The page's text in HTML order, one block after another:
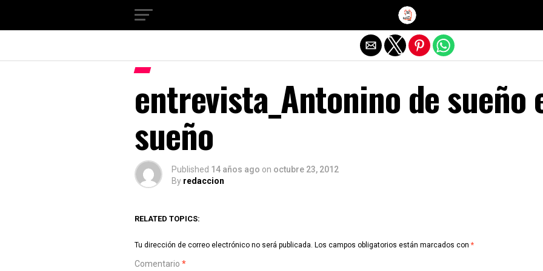
entrevista_Antonino de sueño
sueño
Published 14 años ago on octubre 23, 2012
By redaccion
RELATED TOPICS:
Tu dirección de correo electrónico no será publicada. Los campos obligatorios están marcados con *
Comentario *
Salir de la versión móvil